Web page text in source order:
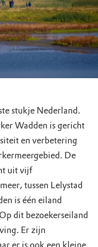
stukje Nederland.
Wadden is gericht
en verbetering
De
uit vijf
tussen Lelystad
is één eiland
dit bezoekerseiland
Er zijn